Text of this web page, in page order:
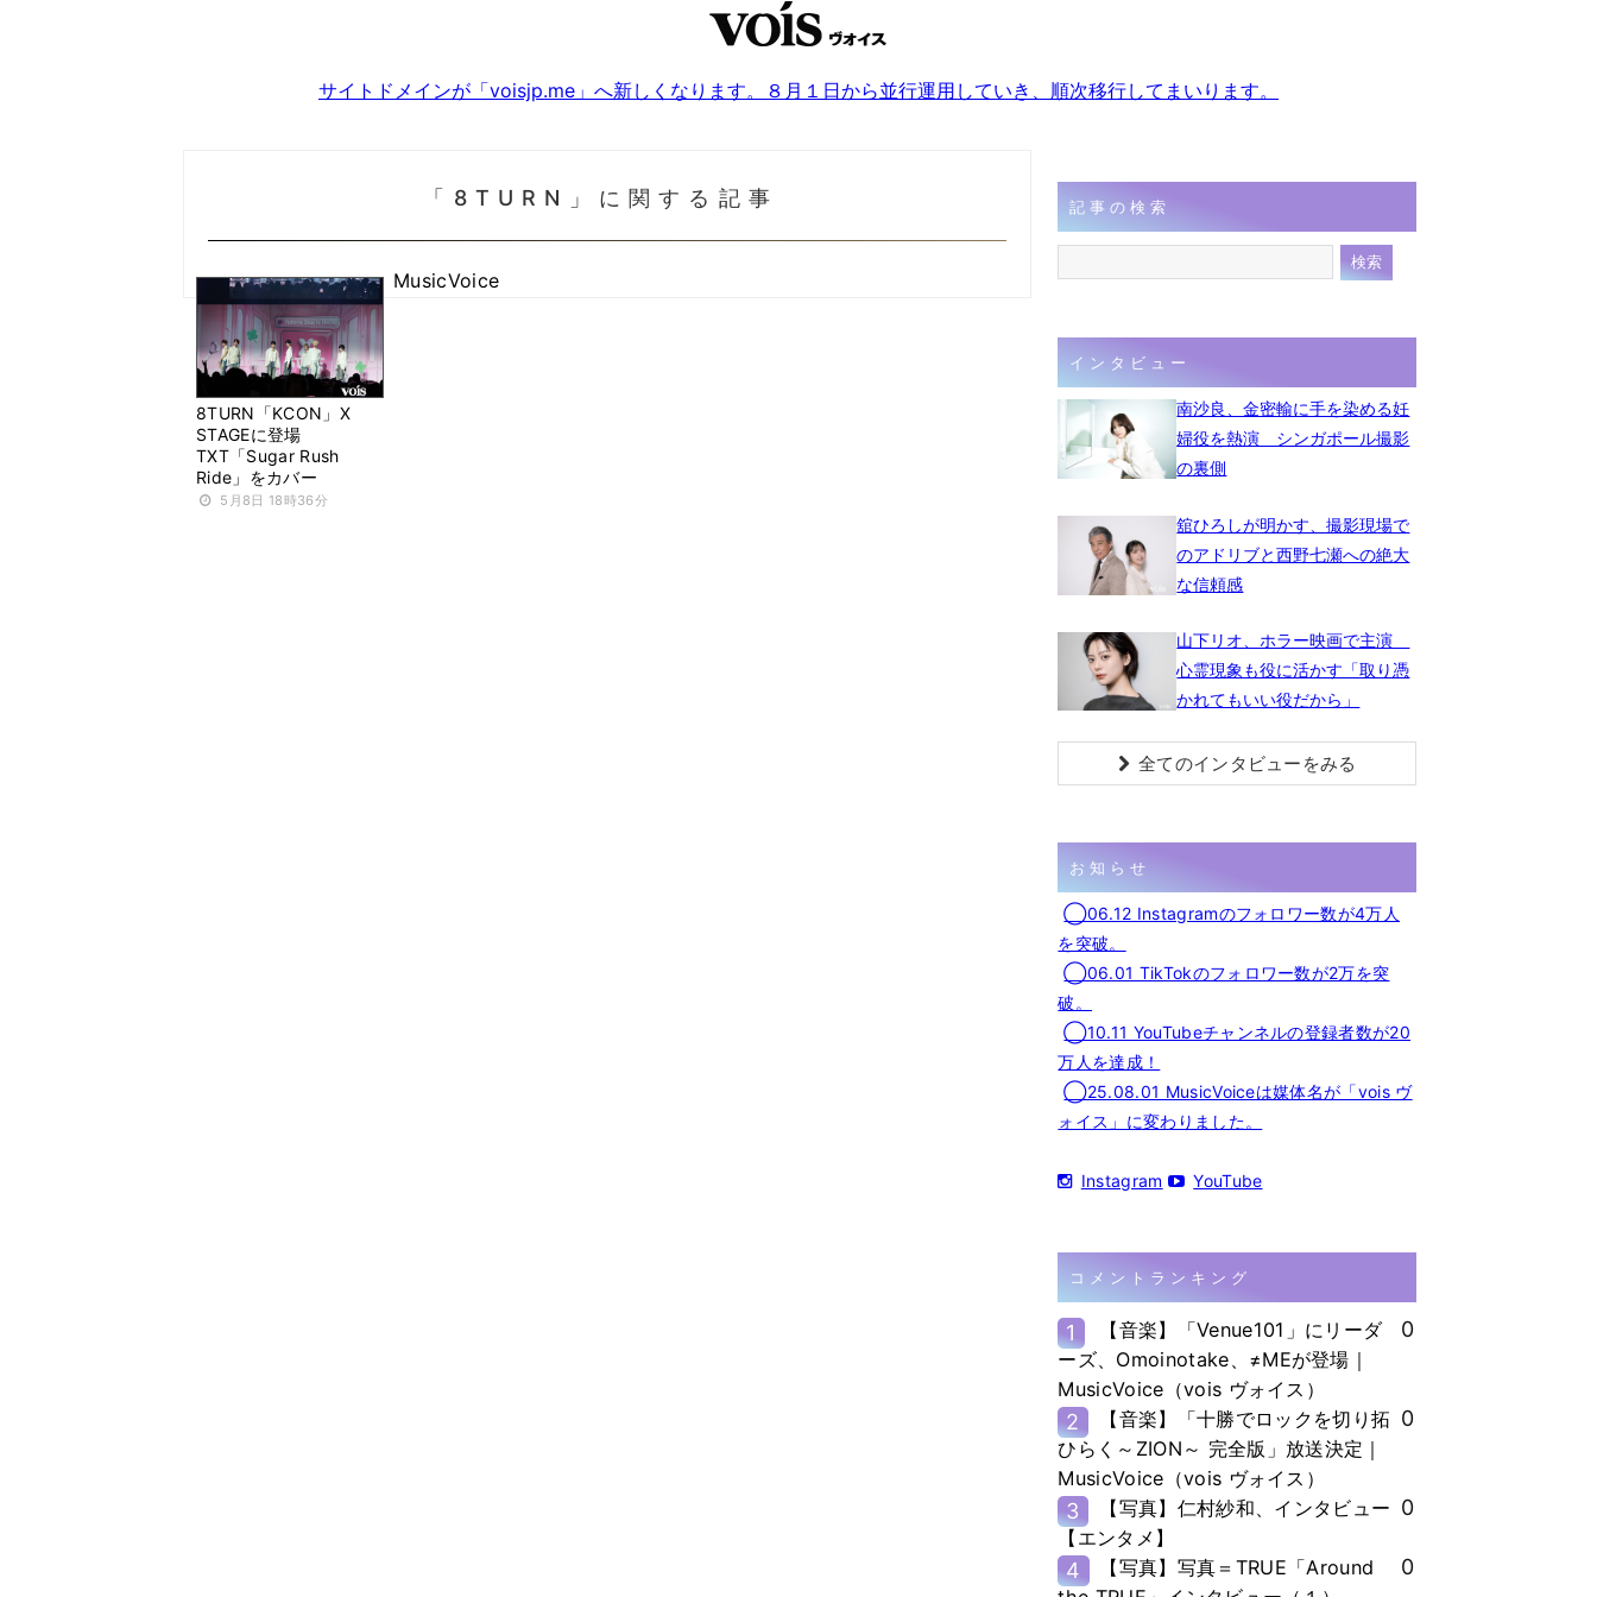
サイトドメインが「voisjp.me」へ新しくなります。８月１日から並行運用していき、順次移行してまいります。
「8TURN」に関する記事
8TURN「KCON」X
STAGEに登場
TXT「Sugar Rush
Ride」をカバー
5月8日 18時36分
MusicVoice
記事の検索
インタビュー
南沙良、金密輸に手を染める妊
婦役を熱演 シンガポール撮影
の裏側
舘ひろしが明かす、撮影現場で
のアドリブと西野七瀬への絶大
な信頼感
山下リオ、ホラー映画で主演
心霊現象も役に活かす「取り憑
かれてもいい役だから」
全てのインタビューをみる
お知らせ
◯06.12 Instagramのフォロワー数が4万人
を突破。
◯06.01 TikTokのフォロワー数が2万を突
破。
◯10.11 YouTubeチャンネルの登録者数が20
万人を達成！
◯25.08.01 MusicVoiceは媒体名が「vois ヴ
ォイス」に変わりました。
Instagram YouTube
コメントランキング
1
【音楽】「Venue101」にリーダ
ーズ、Omoinotake、≠MEが登場｜
MusicVoice（vois ヴォイス）
0
2
【音楽】「十勝でロックを切り拓
ひらく～ZION～ 完全版」放送決定｜
MusicVoice（vois ヴォイス）
0
3
【写真】仁村紗和、インタビュー
【エンタメ】
0
4
【写真】写真＝TRUE「Around
0